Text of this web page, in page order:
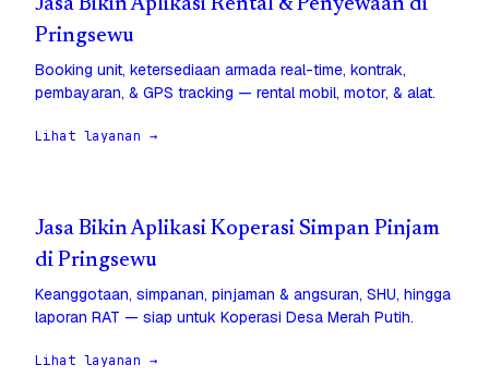
Jasa Bikin Aplikasi Rental & Penyewaan di
Pringsewu
Booking unit, ketersediaan armada real-time, kontrak,
pembayaran, & GPS tracking — rental mobil, motor, & alat.
Lihat layanan →
Jasa Bikin Aplikasi Koperasi Simpan Pinjam
di Pringsewu
Keanggotaan, simpanan, pinjaman & angsuran, SHU, hingga
laporan RAT — siap untuk Koperasi Desa Merah Putih.
Lihat layanan →